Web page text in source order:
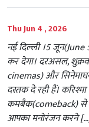
Thu Jun 4 , 2026
नई दिल्ली ।5
कर देगा। दरअसल,
cinemas) और
दस्तक दे रही हैं।
कमबैक(comeback) से
आपका मनोरंजन करने